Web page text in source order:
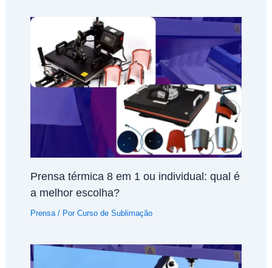
Prensa térmica 8 em 1 ou individual: qual é
a melhor escolha?
Prensa/ Por Curso de Sublimação